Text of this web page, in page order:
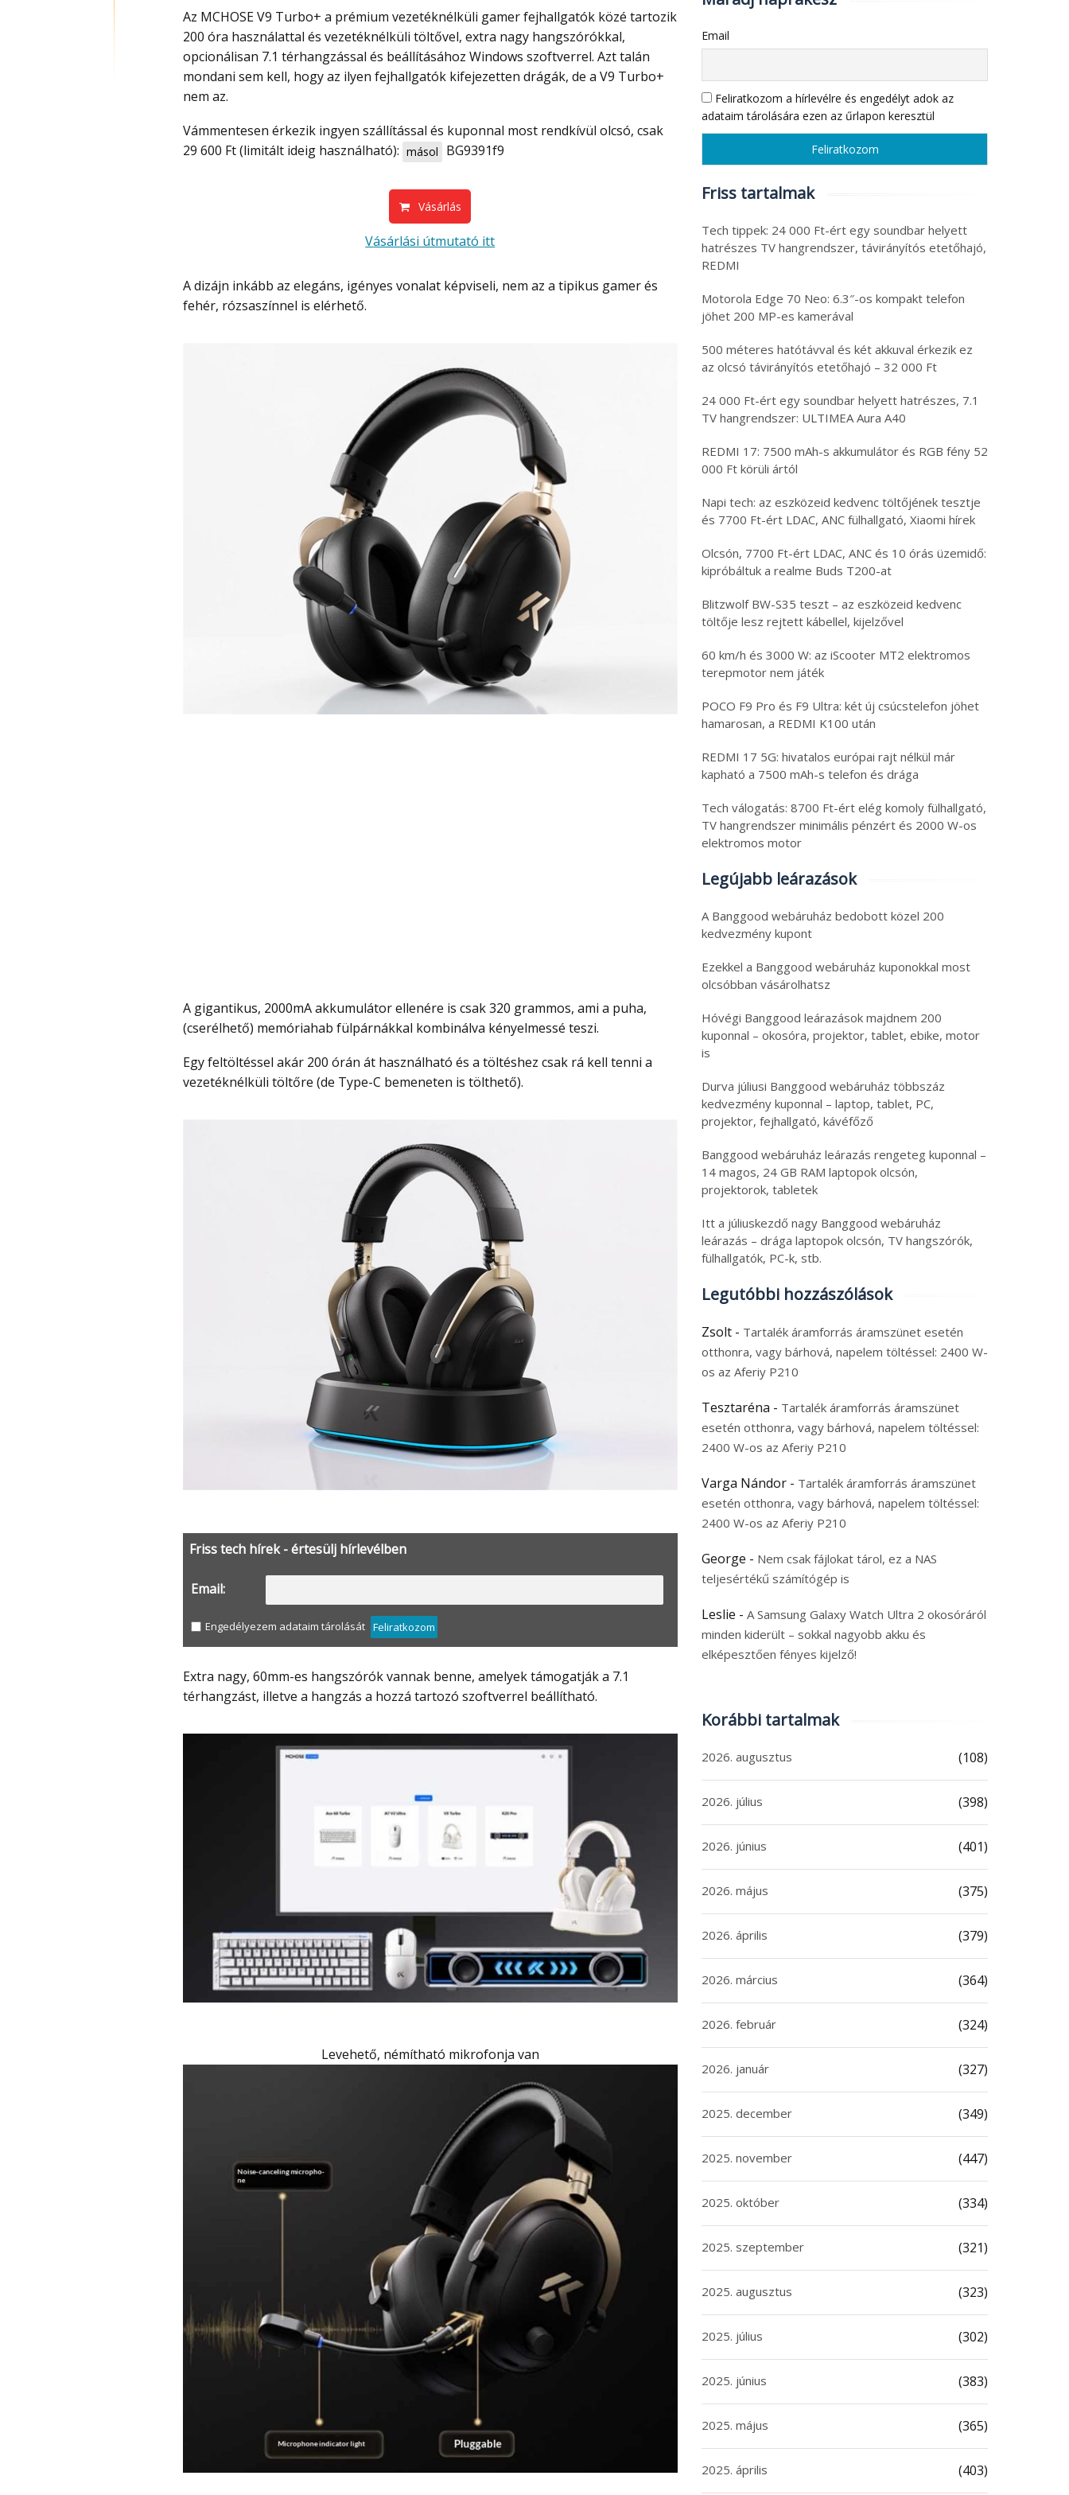
Az MCHOSE V9 Turbo+ a prémium vezetéknélküli gamer fejhallgatók közé tartozik
200 óra használattal és vezetéknélküli töltővel, extra nagy hangszórókkal,
opcionálisan 7.1 térhangzással és beállításához Windows szoftverrel. Azt talán
mondani sem kell, hogy az ilyen fejhallgatók kifejezetten drágák, de a V9 Turbo+
nem az.
Vámmentesen érkezik ingyen szállítással és kuponnal most rendkívül olcsó, csak
29 600 Ft (limitált ideig használható):
másol BG9391f9
Vásárlás
Vásárlási útmutató itt
A dizájn inkább az elegáns, igényes vonalat képviseli, nem az a tipikus gamer és
fehér, rózsaszínnel is elérhető.
A gigantikus, 2000mA akkumulátor ellenére is csak 320 grammos, ami a puha,
(cserélhető) memóriahab fülpárnákkal kombinálva kényelmessé teszi.
vezetéknélküli töltőre (de Type-C bemeneten is tölthető).
Friss tech hírek - értesülj hírlevélben
Email:
Engedélyezem adataim tárolását Feliratkozom
térhangzást, illetve a hangzás a hozzá tartozó szoftverrel beállítható.
Levehető, némítható mikrofonja van
Email
Feliratkozom a hírlevélre és engedélyt adok az
adataim tárolására ezen az űrlapon keresztül
Friss tartalmak
Tech tippek: 24 000 Ft-ért egy soundbar helyett
hatrészes TV hangrendszer, távirányítós etetőhajó,
REDMI
Motorola Edge 70 Neo: 6.3″-os kompakt telefon
jöhet 200 MP-es kamerával
500 méteres hatótávval és két akkuval érkezik ez
az olcsó távirányítós etetőhajó – 32 000 Ft
24 000 Ft-ért egy soundbar helyett hatrészes, 7.1
TV hangrendszer: ULTIMEA Aura A40
REDMI 17: 7500 mAh-s akkumulátor és RGB fény 52
000 Ft körüli ártól
Napi tech: az eszközeid kedvenc töltőjének tesztje
és 7700 Ft-ért LDAC, ANC fülhallgató, Xiaomi hírek
Olcsón, 7700 Ft-ért LDAC, ANC és 10 órás üzemidő:
kipróbáltuk a realme Buds T200-at
Blitzwolf BW-S35 teszt – az eszközeid kedvenc
töltője lesz rejtett kábellel, kijelzővel
60 km/h és 3000 W: az iScooter MT2 elektromos
terepmotor nem játék
POCO F9 Pro és F9 Ultra: két új csúcstelefon jöhet
hamarosan, a REDMI K100 után
REDMI 17 5G: hivatalos európai rajt nélkül már
kapható a 7500 mAh-s telefon és drága
Tech válogatás: 8700 Ft-ért elég komoly fülhallgató,
TV hangrendszer minimális pénzért és 2000 W-os
elektromos motor
Legújabb leárazások
A Banggood webáruház bedobott közel 200
kedvezmény kupont
Ezekkel a Banggood webáruház kuponokkal most
olcsóbban vásárolhatsz
Hóvégi Banggood leárazások majdnem 200
kuponnal – okosóra, projektor, tablet, ebike, motor
is
Durva júliusi Banggood webáruház többszáz
kedvezmény kuponnal – laptop, tablet, PC,
projektor, fejhallgató, kávéfőző
Banggood webáruház leárazás rengeteg kuponnal –
14 magos, 24 GB RAM laptopok olcsón,
projektorok, tabletek
Itt a júliuskezdő nagy Banggood webáruház
leárazás – drága laptopok olcsón, TV hangszórók,
fülhallgatók, PC-k, stb.
Legutóbbi hozzászólások
Zsolt-Tartalék áramforrás áramszünet esetén
otthonra, vagy bárhová, napelem töltéssel: 2400 W-
os az Aferiy P210
Tesztaréna-Tartalék áramforrás áramszünet
esetén otthonra, vagy bárhová, napelem töltéssel:
2400 W-os az Aferiy P210
Varga Nándor-Tartalék áramforrás áramszünet
esetén otthonra, vagy bárhová, napelem töltéssel:
2400 W-os az Aferiy P210
George-Nem csak fájlokat tárol, ez a NAS
teljesértékű számítógép is
Leslie-A Samsung Galaxy Watch Ultra 2 okosóráról
minden kiderült – sokkal nagyobb akku és
elképesztően fényes kijelző!
Korábbi tartalmak
2026. augusztus (108)
2026. július (398)
2026. június (401)
2026. május (375)
2026. április (379)
2026. március (364)
2026. február (324)
2026. január (327)
2025. december (349)
2025. november (447)
2025. október (334)
2025. szeptember (321)
2025. augusztus (323)
2025. július (302)
2025. június (383)
2025. május (365)
2025. április (403)